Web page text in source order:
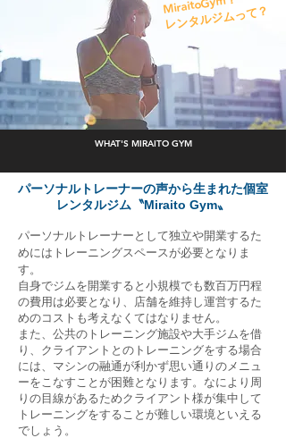
レンタルジムって？
WHAT'S MIRAITO GYM
パーソナルトレーナーの声から生まれた個室
レンタルジム〝Miraito Gym〟
パーソナルトレーナーとして独立や開業するた
めにはトレーニングスペースが必要となりま
す。
自身でジムを開業すると小規模でも数百万円程
の費用は必要となり、店舗を維持し運営するた
めのコストも考えなくてはなりません。
また、公共のトレーニング施設や大手ジムを借
り、クライアントとのトレーニングをする場合
には、マシンの融通が利かず思い通りのメニュ
ーをこなすことが困難となります。なにより周
りの目線があるためクライアント様が集中して
トレーニングをすることが難しい環境といえる
でしょう。